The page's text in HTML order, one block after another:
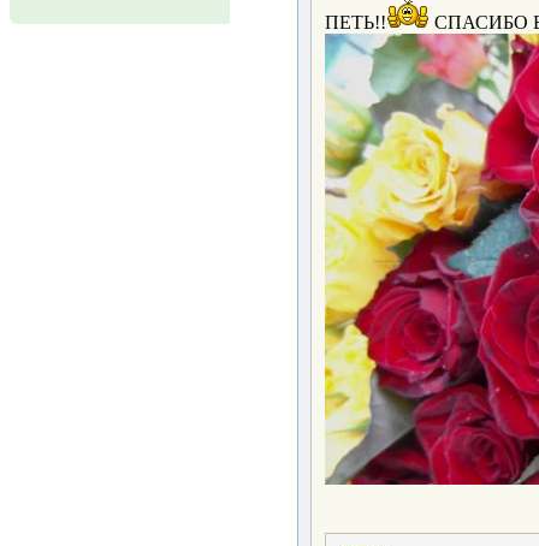
ПЕТЬ!! СПАСИБО